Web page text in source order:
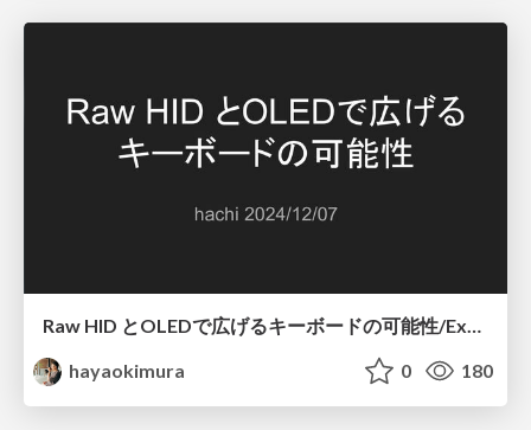
Raw HID とOLEDで広げるキーボードの可能性/Expanding Keyboard Possibilities with Raw HID and OLED
hayaokimura
0 180